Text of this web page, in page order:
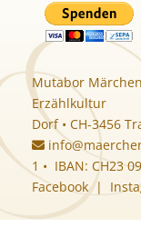
Mutabor
Erzählkultur
Dorf • CH-3456
1 • IBAN: CH23
Facebook|